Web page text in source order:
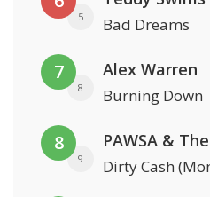
5 Bad Dreams
7
8
Alex Warren
Burning Down
8
9 Dirty Cash